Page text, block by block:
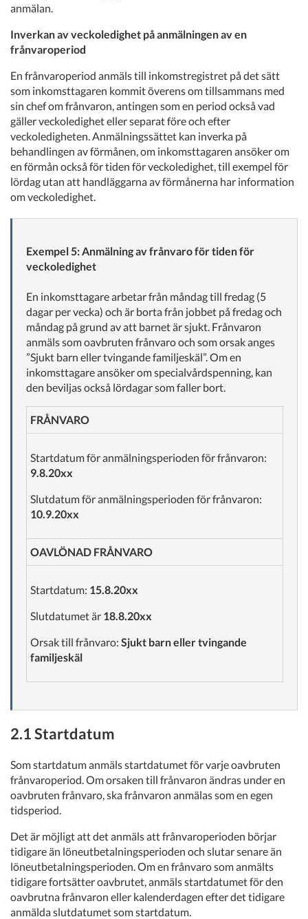
anmälan.
Inverkan av veckoledighet på anmälningen av en
frånvaroperiod
En frånvaroperiod anmäls till inkomstregistret på det sätt
som inkomsttagaren kommit överens om tillsammans med
sin chef om frånvaron, antingen som en period också vad
gäller veckoledighet eller separat före och efter
veckoledigheten. Anmälningssättet kan inverka på
behandlingen av förmånen, om inkomsttagaren ansöker om
en förmån också för tiden för veckoledighet, till exempel för
lördag utan att handläggarna av förmånerna har information
om veckoledighet.
Exempel 5: Anmälning av frånvaro för tiden för
veckoledighet
En inkomsttagare arbetar från måndag till fredag (5
dagar per vecka) och är borta från jobbet på fredag och
måndag på grund av att barnet är sjukt. Frånvaron
anmäls som oavbruten frånvaro och som orsak anges
”Sjukt barn eller tvingande familjeskäl”. Om en
inkomsttagare ansöker om specialvårdspenning, kan
den beviljas också lördagar som faller bort.
FRÅNVARO
Startdatum för anmälningsperioden för frånvaron:
9.8.20xx
Slutdatum för anmälningsperioden för frånvaron:
10.9.20xx
OAVLÖNAD FRÅNVARO
Startdatum: 15.8.20xx
Slutdatumet är 18.8.20xx
Orsak till frånvaro: Sjukt barn eller tvingande
familjeskäl
2.1 Startdatum
Som startdatum anmäls startdatumet för varje oavbruten
frånvaroperiod. Om orsaken till frånvaron ändras under en
oavbruten frånvaro, ska frånvaron anmälas som en egen
tidsperiod.
Det är möjligt att det anmäls att frånvaroperioden börjar
tidigare än löneutbetalningsperioden och slutar senare än
löneutbetalningsperioden. Om en frånvaro som anmälts
tidigare fortsätter oavbrutet, anmäls startdatumet för den
oavbrutna frånvaron eller kalenderdagen efter det tidigare
anmälda slutdatumet som startdatum.